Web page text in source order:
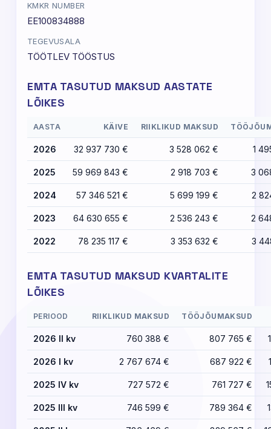
KMKR NUMBER
EE100834888
TEGEVUSALA
TÖÖTLEV TÖÖSTUS
EMTA TASUTUD MAKSUD AASTATE
LÕIKES
AASTA KÄIVE RIIKLIKUD MAKSUD
2026 32 937 730 € 3 528 062 € 1
2025 59 969 843 € 2 918 703 € 3
2024 57 346 521 € 5 699 199 € 2
2023 64 630 655 € 2 536 243 € 2
2022 78 235 117 € 3 353 632 € 3
EMTA TASUTUD MAKSUD KVARTALITE
LÕIKES
PERIOOD RIIKLIKUD MAKSUD TÖÖJÕUMAKSUD
2026 II kv 760 388 € 807 765 €
2026 I kv 2 767 674 € 687 922 €
2025 IV kv 727 572 € 761 727 €
2025 III kv 746 599 € 789 364 €